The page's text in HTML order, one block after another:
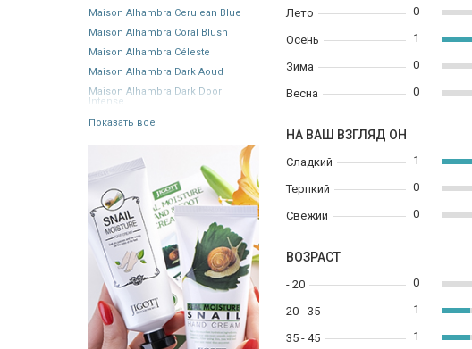
Maison Alhambra Cerulean Blue
Maison Alhambra Coral Blush
Maison Alhambra Céleste
Maison Alhambra Dark Aoud
Maison Alhambra Dark Door
Intense
Показать все
Лето
Осень
Зима
Весна
0
1
0
0
НА ВАШ ВЗГЛЯД ОН
Сладкий
Терпкий
Свежий
1
0
0
ВОЗРАСТ
- 20
20 - 35
35 - 45
0
1
1